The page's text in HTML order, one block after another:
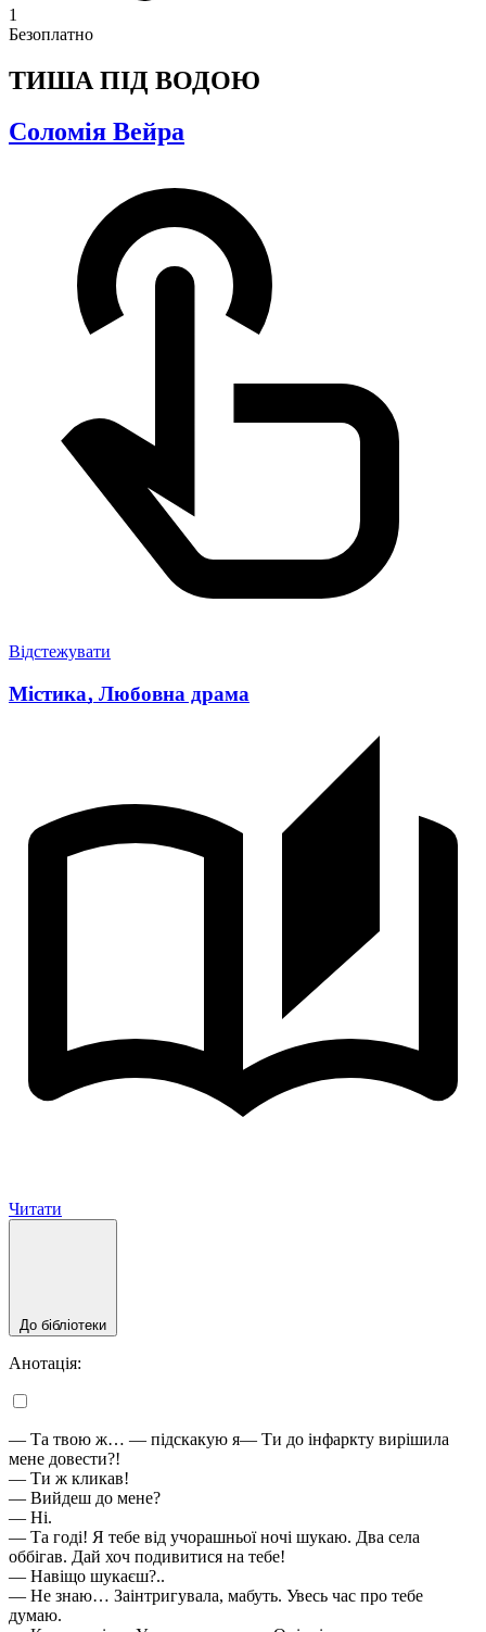
1
Безоплатно
ТИША ПІД ВОДОЮ
Соломія Вейра
Відстежувати
Містика, Любовна драма
Читати
До бібліотеки
Анотація:
— Та твою ж… — підскакую я— Ти до інфаркту вирішила
мене довести?!
— Ти ж кликав!
— Вийдеш до мене?
— Ні.
— Та годі! Я тебе від учорашньої ночі шукаю. Два села
оббігав. Дай хоч подивитися на тебе!
— Навіщо шукаєш?..
— Не знаю… Заінтригувала, мабуть. Увесь час про тебе
думаю.